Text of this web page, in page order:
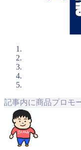
記事内に商品プロモ